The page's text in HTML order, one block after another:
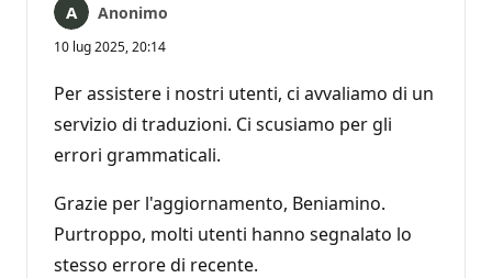
Anonimo
10 lug 2025, 20:14
Per assistere i nostri utenti, ci avvaliamo di un
servizio di traduzioni. Ci scusiamo per gli
errori grammaticali.
Grazie per l'aggiornamento, Beniamino.
Purtroppo, molti utenti hanno segnalato lo
stesso errore di recente.